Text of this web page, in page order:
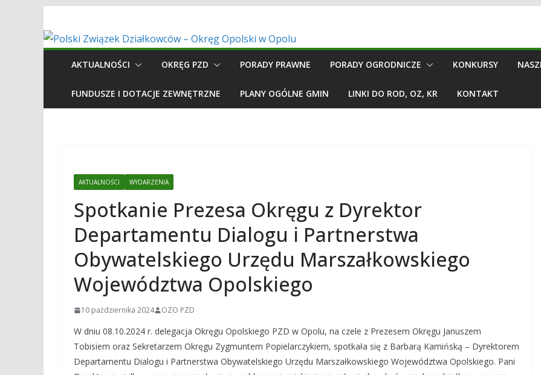
do
treści
AKTUALNOŚCI OKRĘG PZD PORADY PRAWNE PORADY OGRODNICZE KONKURSY
FUNDUSZE I DOTACJE ZEWNĘTRZNE PLANY OGÓLNE GMIN LINKI DO ROD, OZ, KR KONTAKT
AKTUALNOŚCI WYDARZENIA
Spotkanie Prezesa Okręgu z Dyrektor
Departamentu Dialogu i Partnerstwa
Obywatelskiego Urzędu Marszałkowskiego
Województwa Opolskiego
10 października 2024 OZO PZD
W dniu 08.10.2024 r. delegacja Okręgu Opolskiego PZD w Opolu, na czele z Prezesem Okręgu Januszem
Tobisiem oraz Sekretarzem Okręgu Zygmuntem Popielarczykiem, spotkała się z Barbarą Kamińską – Dyrektorem
Departamentu Dialogu i Partnerstwa Obywatelskiego Urzędu Marszałkowskiego Województwa Opolskiego. Pani